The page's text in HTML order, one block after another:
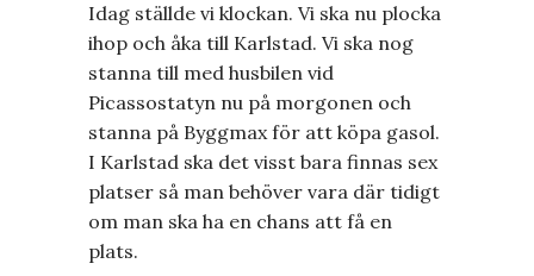
Idag ställde vi klockan. Vi ska nu plocka
ihop och åka till Karlstad. Vi ska nog
stanna till med husbilen vid
Picassostatyn nu på morgonen och
stanna på Byggmax för att köpa gasol.
I Karlstad ska det visst bara finnas sex
platser så man behöver vara där tidigt
om man ska ha en chans att få en
plats.